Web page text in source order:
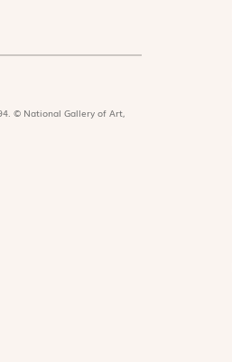
© National Gallery of Art,